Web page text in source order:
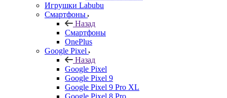
Игрушки Labubu
Смартфоны
Назад
Смартфоны
OnePlus
Google Pixel
Назад
Google Pixel
Google Pixel 9
Google Pixel 9 Pro XL
Google Pixel 8 Pro